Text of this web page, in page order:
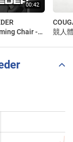
Chair -
競人